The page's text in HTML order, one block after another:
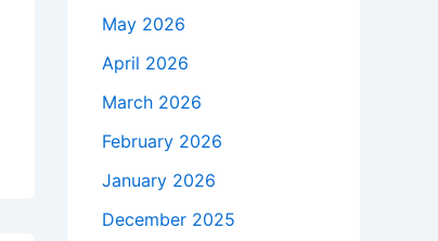
May 2026
April 2026
March 2026
February 2026
January 2026
December 2025